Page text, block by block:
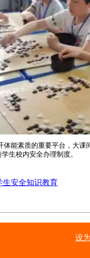
素质的重要平台，大课
学生校内安全办理制度
生安全知识教育
设